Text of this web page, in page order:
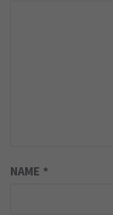
NAME *